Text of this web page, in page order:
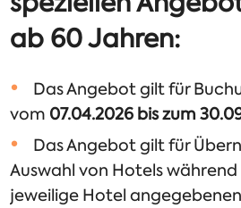
ab 60 Jahren:
Das Angebot gilt für
vom 07.04.2026 bis zum
Das Angebot gilt für
Auswahl von Hotels
jeweilige Hotel